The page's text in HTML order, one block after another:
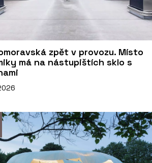
zpět v provozu. Místo
má na nástupištích sklo s